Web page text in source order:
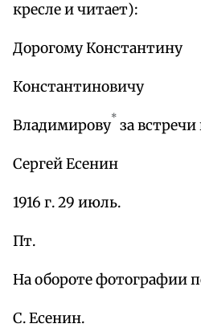
кресле и читает):
Дорогому Константину
Константиновичу
Владимирову* за
Сергей Есенин
1916 г. 29 июль.
Пт.
На обороте фотографии
С. Есенин.